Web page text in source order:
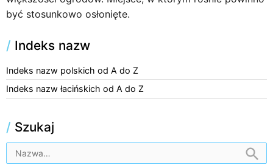
być stosunkowo osłonięte.
/ Indeks nazw
Indeks nazw polskich od A do Z
Indeks nazw łacińskich od A do Z
/ Szukaj